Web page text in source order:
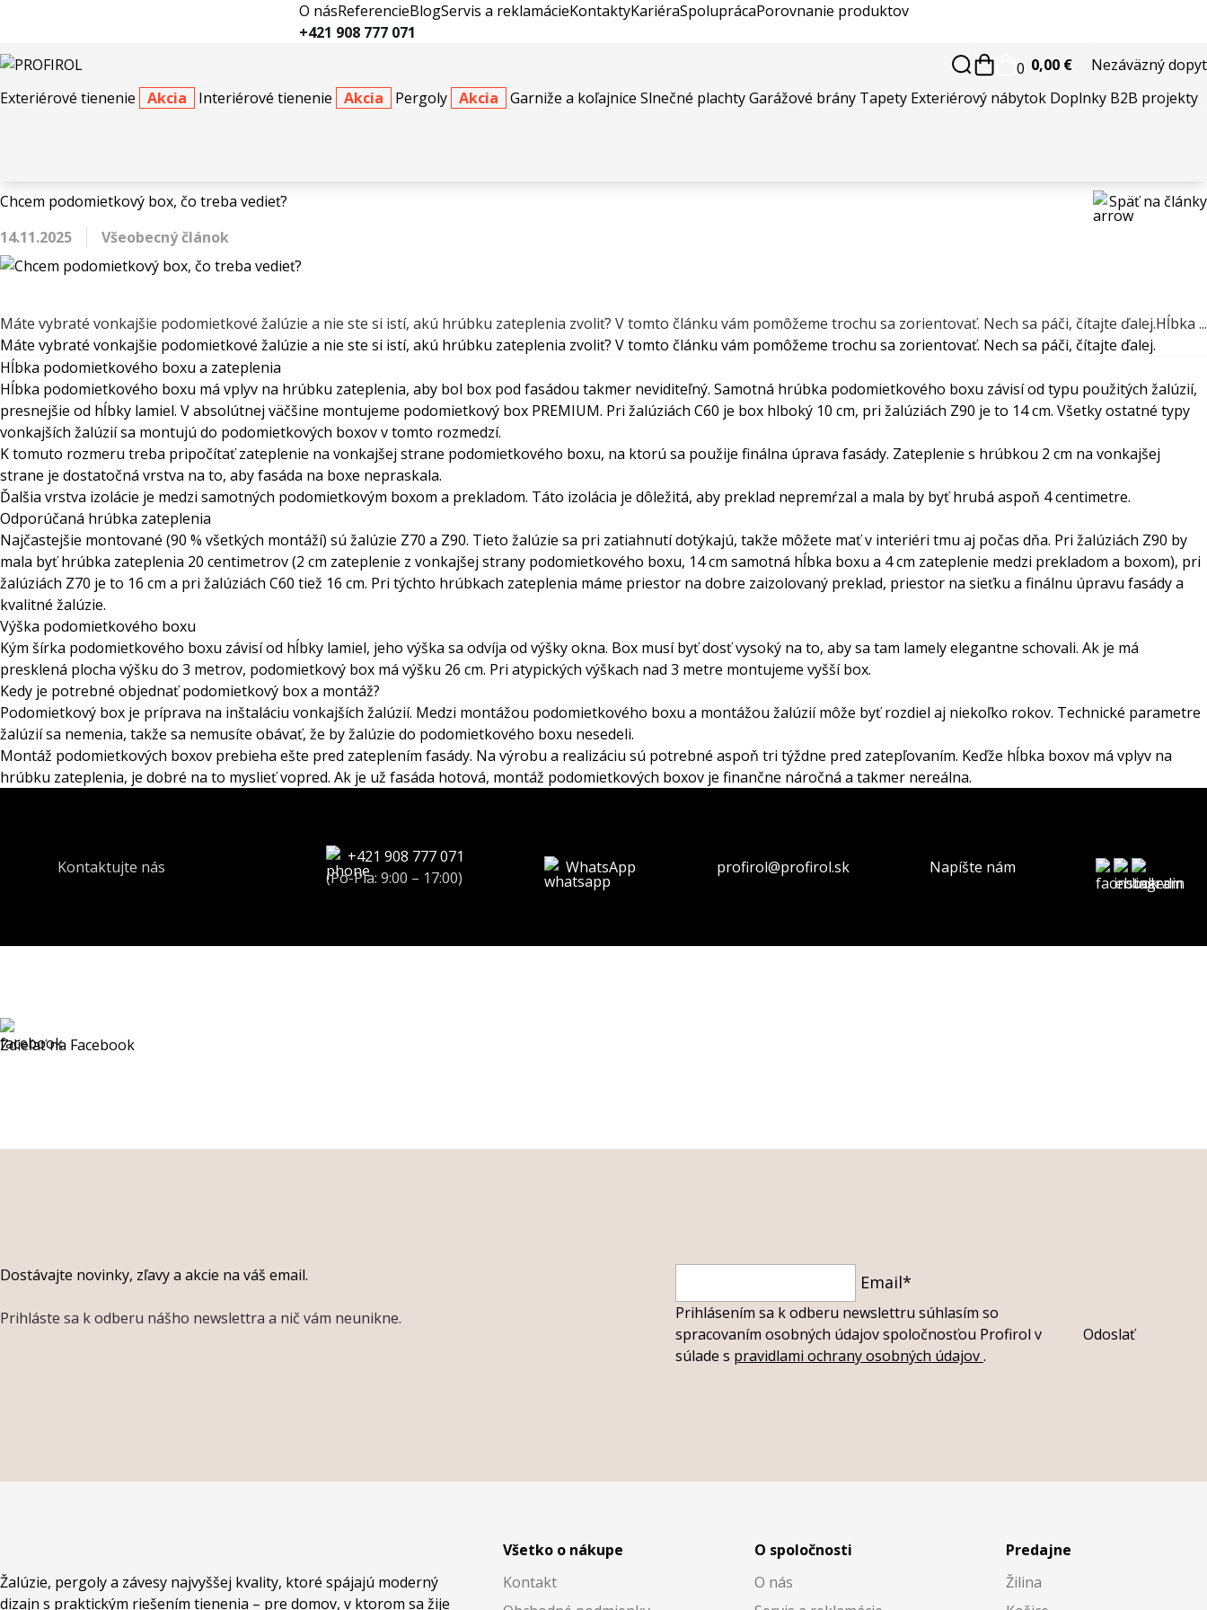
O násReferencieBlogServis a reklamácieKontaktyKariéraSpoluprácaPorovnanie produktov
+421 908 777 071
0 0,00 €
Nezáväzný dopyt
Exteriérové tienenie
Akcia Interiérové tienenie Akcia Pergoly Akcia Garniže a koľajnice Slnečné plachtyGarážové brány Tapety Exteriérový nábytok Doplnky B2B projekty
Chcem podomietkový box, čo treba vedieť?
14.11.2025
Všeobecný článok
Späť na články
Máte vybraté vonkajšie podomietkové žalúzie a nie ste si istí, akú hrúbku zateplenia zvoliť? V tomto článku vám pomôžeme trochu sa zorientovať. Nech sa páči, čítajte ďalej.Hĺbka ...
Máte vybraté vonkajšie podomietkové žalúzie a nie ste si istí, akú hrúbku zateplenia zvoliť? V tomto článku vám pomôžeme trochu sa zorientovať. Nech sa páči, čítajte ďalej.
Hĺbka podomietkového boxu a zateplenia
Hĺbka podomietkového boxu má vplyv na hrúbku zateplenia, aby bol box pod fasádou takmer neviditeľný. Samotná hrúbka podomietkového boxu závisí od typu použitých žalúzií,
presnejšie od hĺbky lamiel. V absolútnej väčšine montujeme podomietkový box PREMIUM. Pri žalúziách C60 je box hlboký 10 cm, pri žalúziách Z90 je to 14 cm. Všetky ostatné typy
vonkajších žalúzií sa montujú do podomietkových boxov v tomto rozmedzí.
K tomuto rozmeru treba pripočítať zateplenie na vonkajšej strane podomietkového boxu, na ktorú sa použije finálna úprava fasády. Zateplenie s hrúbkou 2 cm na vonkajšej
strane je dostatočná vrstva na to, aby fasáda na boxe nepraskala.
Ďalšia vrstva izolácie je medzi samotných podomietkovým boxom a prekladom. Táto izolácia je dôležitá, aby preklad nepremŕzal a mala by byť hrubá aspoň 4 centimetre.
Odporúčaná hrúbka zateplenia
Najčastejšie montované (90 % všetkých montáží) sú žalúzie Z70 a Z90. Tieto žalúzie sa pri zatiahnutí dotýkajú, takže môžete mať v interiéri tmu aj počas dňa. Pri žalúziách Z90 by
mala byť hrúbka zateplenia 20 centimetrov (2 cm zateplenie z vonkajšej strany podomietkového boxu, 14 cm samotná hĺbka boxu a 4 cm zateplenie medzi prekladom a boxom), pri
žalúziách Z70 je to 16 cm a pri žalúziách C60 tiež 16 cm. Pri týchto hrúbkach zateplenia máme priestor na dobre zaizolovaný preklad, priestor na sieťku a finálnu úpravu fasády a
kvalitné žalúzie.
Výška podomietkového boxu
Kým šírka podomietkového boxu závisí od hĺbky lamiel, jeho výška sa odvíja od výšky okna. Box musí byť dosť vysoký na to, aby sa tam lamely elegantne schovali. Ak je má
presklená plocha výšku do 3 metrov, podomietkový box má výšku 26 cm. Pri atypických výškach nad 3 metre montujeme vyšší box.
Kedy je potrebné objednať podomietkový box a montáž?
Podomietkový box je príprava na inštaláciu vonkajších žalúzií. Medzi montážou podomietkového boxu a montážou žalúzií môže byť rozdiel aj niekoľko rokov. Technické parametre
žalúzií sa nemenia, takže sa nemusíte obávať, že by žalúzie do podomietkového boxu nesedeli.
Montáž podomietkových boxov prebieha ešte pred zateplením fasády. Na výrobu a realizáciu sú potrebné aspoň tri týždne pred zatepľovaním. Keďže hĺbka boxov má vplyv na
hrúbku zateplenia, je dobré na to myslieť vopred. Ak je už fasáda hotová, montáž podomietkových boxov je finančne náročná a takmer nereálna.
Kontaktujte nás
+421 908 777 071
(Po-Pia: 9:00 – 17:00)
WhatsApp profirol@profirol.sk Napíšte nám
Zdieľať na Facebook
Dostávajte novinky, zľavy a akcie na váš email.
Prihláste sa k odberu nášho newslettra a nič vám neunikne.
Email*
Prihlásením sa k odberu newslettru súhlasím so
spracovaním osobných údajov spoločnosťou Profirol v
súlade s pravidlami ochrany osobných údajov.
Odoslať
Žalúzie, pergoly a závesy najvyššej kvality, ktoré spájajú moderný
dizajn s praktickým riešením tienenia – pre domov, v ktorom sa žije
Všetko o nákupe
Kontakt
O spoločnosti
O nás
Predajne
Žilina